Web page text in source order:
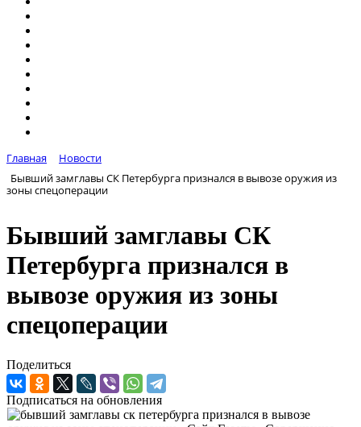
Главная
Новости
Бывший замглавы СК Петербурга признался в вывозе оружия из
зоны спецоперации
Бывший замглавы СК
Петербурга признался в
вывозе оружия из зоны
спецоперации
Поделиться
Подписаться на обновления